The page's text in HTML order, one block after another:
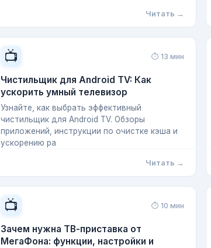
Читать →
📺 ⏱ 13 мин
Чистильщик для Android TV: Как
ускорить умный телевизор
Узнайте, как выбрать эффективный
чистильщик для Android TV. Обзоры
приложений, инструкции по очистке кэша и
ускорению ра
Читать →
📺 ⏱ 10 мин
Зачем нужна ТВ-приставка от
МегаФона: функции, настройки и